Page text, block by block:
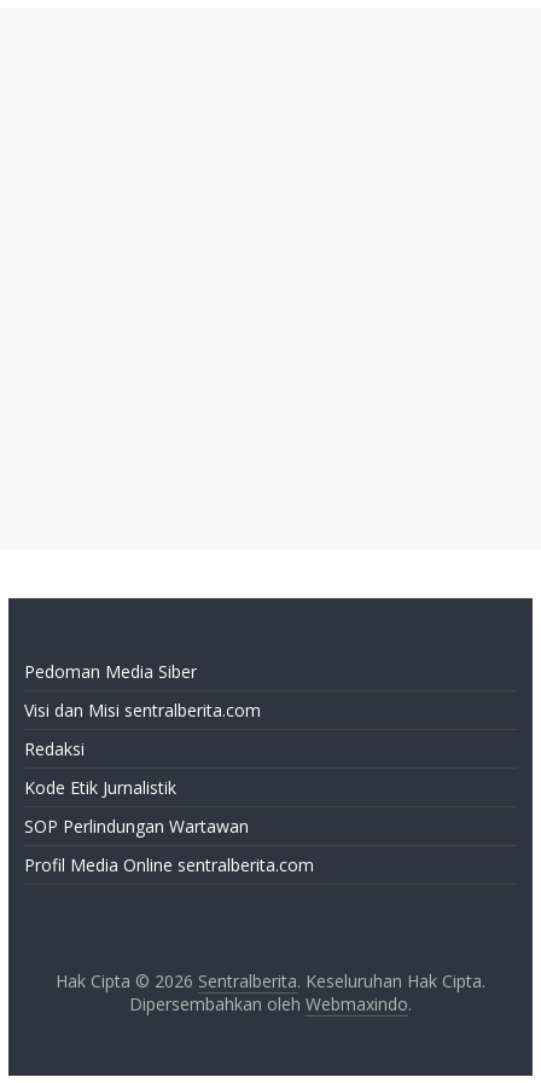
Pedoman Media Siber
Visi dan Misi sentralberita.com
Redaksi
Kode Etik Jurnalistik
SOP Perlindungan Wartawan
Profil Media Online sentralberita.com
Hak Cipta © 2026 Sentralberita. Keseluruhan Hak Cipta.
Dipersembahkan oleh Webmaxindo.